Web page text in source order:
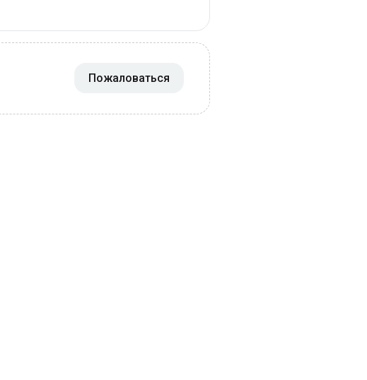
Пожаловаться